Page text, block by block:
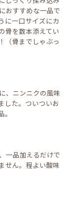
おすすめな一品で
に一口サイズにカ
骨を数本添えてい
（骨までしゃぶっ
、ニンニクの風味
した。ついついお
一品加えるだけで
せん。程よい酸味